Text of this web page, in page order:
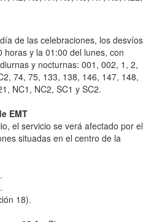
de las celebraciones, los desvíos
y la 01:00 del lunes, con
y nocturnas: 001, 002, 1, 2,
74, 75, 133, 138, 146, 147, 148,
NC1, NC2, SC1 y SC2.
EMT
el servicio se verá afectado por el
situadas en el centro de la
18).